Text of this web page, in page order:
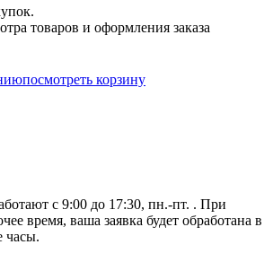
товаров и оформления заказа
посмотреть корзину
с 9:00 до 17:30, пн.-пт. . При
время, ваша заявка будет обработана в
часы.